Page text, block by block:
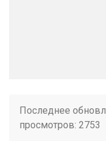
Последнее
просмотров: 2753